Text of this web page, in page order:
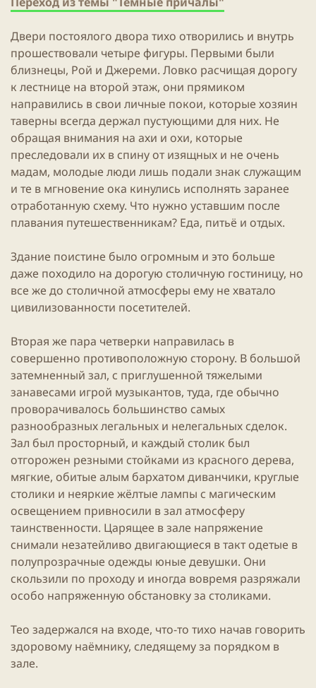
Двери постоялого двора тихо отворились и внутрь
прошествовали четыре фигуры. Первыми были
близнецы, Рой и Джереми. Ловко расчищая дорогу
к лестнице на второй этаж, они прямиком
направились в свои личные покои, которые хозяин
таверны всегда держал пустующими для них. Не
обращая внимания на ахи и охи, которые
преследовали их в спину от изящных и не очень
мадам, молодые люди лишь подали знак служащим
и те в мгновение ока кинулись исполнять заранее
отработанную схему. Что нужно уставшим после
плавания путешественникам? Еда, питьё и отдых.
Здание поистине было огромным и это больше
даже походило на дорогую столичную гостиницу, но
все же до столичной атмосферы ему не хватало
цивилизованности посетителей.
Вторая же пара четверки направилась в
совершенно противоположную сторону. В большой
затемненный зал, с приглушенной тяжелыми
занавесами игрой музыкантов, туда, где обычно
проворачивалось большинство самых
разнообразных легальных и нелегальных сделок.
Зал был просторный, и каждый столик был
отгорожен резными стойками из красного дерева,
мягкие, обитые алым бархатом диванчики, круглые
столики и неяркие жёлтые лампы с магическим
освещением привносили в зал атмосферу
таинственности. Царящее в зале напряжение
снимали незатейливо двигающиеся в такт одетые в
полупрозрачные одежды юные девушки. Они
скользили по проходу и иногда вовремя разряжали
особо напряженную обстановку за столиками.
Тео задержался на входе, что-то тихо начав говорить
здоровому наёмнику, следящему за порядком в
зале.